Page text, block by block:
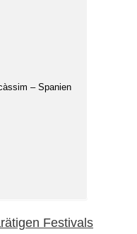
– Spanien
Festivals